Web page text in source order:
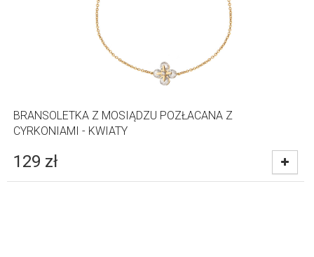
BRANSOLETKA Z MOSIĄDZU POZŁACANA Z
CYRKONIAMI - KWIATY
129 zł